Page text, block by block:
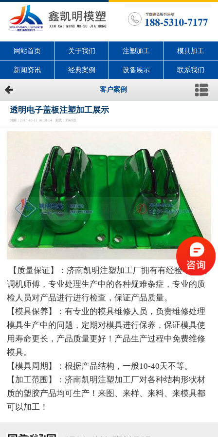
网站首页 关于我们 注塑加工 模具加工
新闻资讯 经典案例 设备展示 联系我们
客户案例
透明电子盖板注塑加工展示
时间：2017-10-11 10:18:14 浏览：3569次
【质量保证】：济南凯明注塑加工厂拥有有经验丰富的
调机师傅，专业处理生产中的各种疑难杂症，专业的质
检人员对产品进行进行检查，保证产品质量。
【模具保养】：有专业的模具维修人员，负责维修处理
模具生产中的问题，定期对模具进行保养，保证模具使
用寿命更长，产品质量更好！产品生产过程中免费维修
模具。
【模具周期】：根据产品结构，一般10-40天不等。
【加工范围】：济南凯明注塑加工厂对各种结构形状材
质的塑胶产品均可生产！来图、来样、来料、来模具都
可以加工！